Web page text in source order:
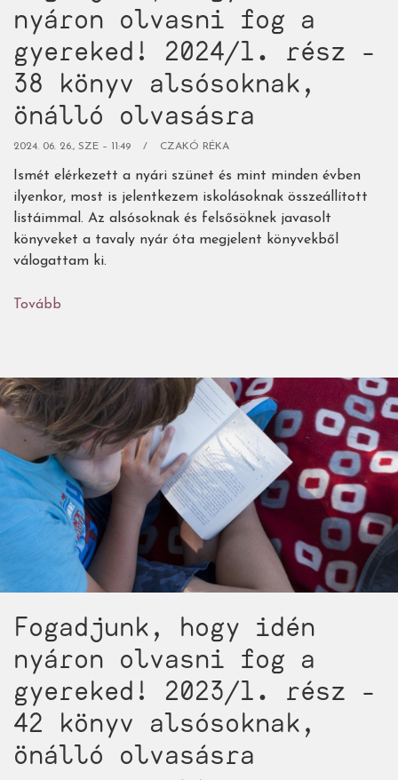
nyáron olvasni fog a
gyereked! 2024/1. rész -
38 könyv alsósoknak,
önálló olvasásra
2024. 06. 26., SZE – 11:49 CZAKÓ RÉKA
Ismét elérkezett a nyári szünet és mint minden évben
ilyenkor, most is jelentkezem iskolásoknak összeállított
listáimmal. Az alsósoknak és felsősöknek javasolt
könyveket a tavaly nyár óta megjelent könyvekből
válogattam ki.
Tovább
olvasni
fog
a
gyereked!
2024/1.
rész
-
38
könyv
alsósoknak,
olvasásra)
Fogadjunk, hogy idén
nyáron olvasni fog a
gyereked! 2023/1. rész -
42 könyv alsósoknak,
önálló olvasásra